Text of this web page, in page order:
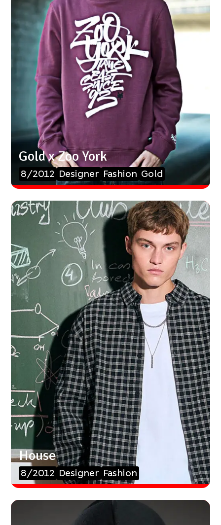
Gold x Zoo York
8/2012 Designer Fashion Gold
House
8/2012 Designer Fashion